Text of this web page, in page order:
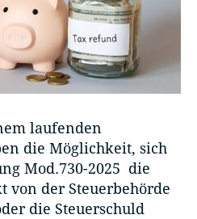
laufenden
die Möglichkeit, sich
Mod.730-2025 die
von der Steuerbehörde
die Steuerschuld